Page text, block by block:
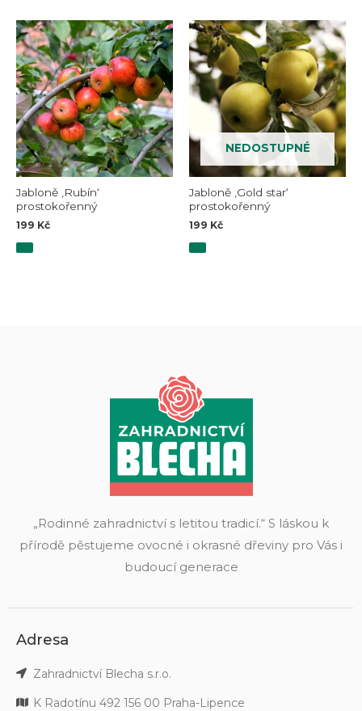
Jabloně ‚Rubín‘
prostokořenný
199 Kč
NEDOSTUPNÉ
Jabloně ‚Gold star‘
prostokořenný
199 Kč
„Rodinné zahradnictví s letitou tradicí.“ S láskou k
přírodě pěstujeme ovocné i okrasné dřeviny pro Vás i
budoucí generace
Adresa
Zahradnictví Blecha s.r.o.
K Radotínu 492 156 00 Praha-Lipence